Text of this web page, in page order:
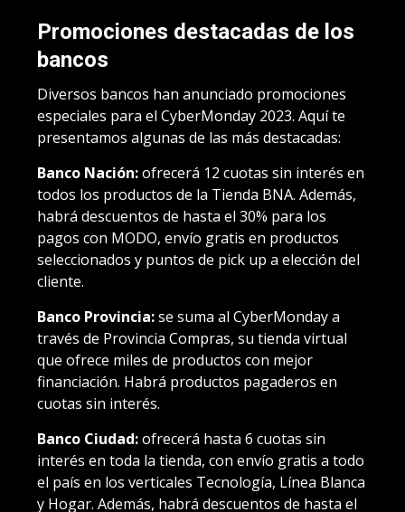
Promociones destacadas de los
bancos
Diversos bancos han anunciado promociones
especiales para el CyberMonday 2023. Aquí te
presentamos algunas de las más destacadas:
Banco Nación:ofrecerá 12 cuotas sin interés en
todos los productos de la Tienda BNA. Además,
habrá descuentos de hasta el 30% para los
pagos con MODO, envío gratis en productos
seleccionados y puntos de pick up a elección del
cliente.
Banco Provincia:se suma al CyberMonday a
través de Provincia Compras, su tienda virtual
que ofrece miles de productos con mejor
financiación. Habrá productos pagaderos en
cuotas sin interés.
Banco Ciudad:ofrecerá hasta 6 cuotas sin
interés en toda la tienda, con envío gratis a todo
el país en los verticales Tecnología, Línea Blanca
y Hogar. Además, habrá descuentos de hasta el